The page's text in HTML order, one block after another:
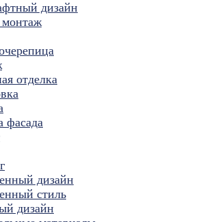
дизайн
монтаж
отделка
фасада
дизайн
стиль
дизайн